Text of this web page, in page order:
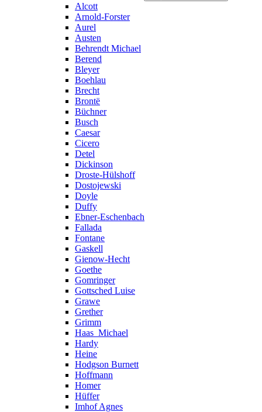
Alcott
Arnold-Forster
Aurel
Austen
Behrendt Michael
Berend
Bleyer
Boehlau
Brecht
Brontë
Büchner
Busch
Caesar
Cicero
Detel
Dickinson
Droste-Hülshoff
Dostojewski
Doyle
Duffy
Ebner-Eschenbach
Fallada
Fontane
Gaskell
Gienow-Hecht
Goethe
Gomringer
Gottsched Luise
Grawe
Grether
Grimm
Haas_Michael
Hardy
Heine
Hodgson Burnett
Hoffmann
Homer
Hüffer
Imhof Agnes